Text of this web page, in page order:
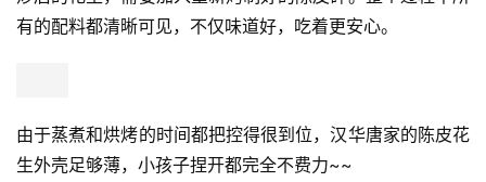
有的配料都清晰可见，不仅味道好，吃着更安心。
由于蒸煮和烘烤的时间都把控得很到位，汉华唐家的陈皮花
生外壳足够薄，小孩子捏开都完全不费力~~